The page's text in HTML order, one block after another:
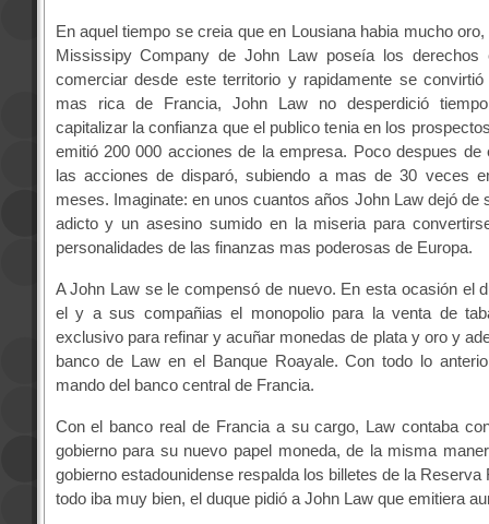
En aquel tiempo se creia que en Lousiana habia mucho
Mississipy Company de John Law poseía los derechos
comerciar desde este territorio y rapidamente se
mas rica de Francia, John Law no desperdició
capitalizar la confianza que el publico tenia en los
emitió 200 000 acciones de la empresa. Poco despues de
las acciones de disparó, subiendo a mas de 30 veces
meses. Imaginate: en unos cuantos años John Law dejó de
adicto y un asesino sumido en la miseria para
personalidades de las finanzas mas poderosas de Europa.
A John Law se le compensó de nuevo. En esta ocasión el
el y a sus compañias el monopolio para la venta de
exclusivo para refinar y acuñar monedas de plata y oro y
banco de Law en el Banque Roayale. Con todo lo
mando del banco central de Francia.
Con el banco real de Francia a su cargo, Law contaba
gobierno para su nuevo papel moneda, de la misma
gobierno estadounidense respalda los billetes de la Reserva
todo iba muy bien, el duque pidió a John Law que emitiera